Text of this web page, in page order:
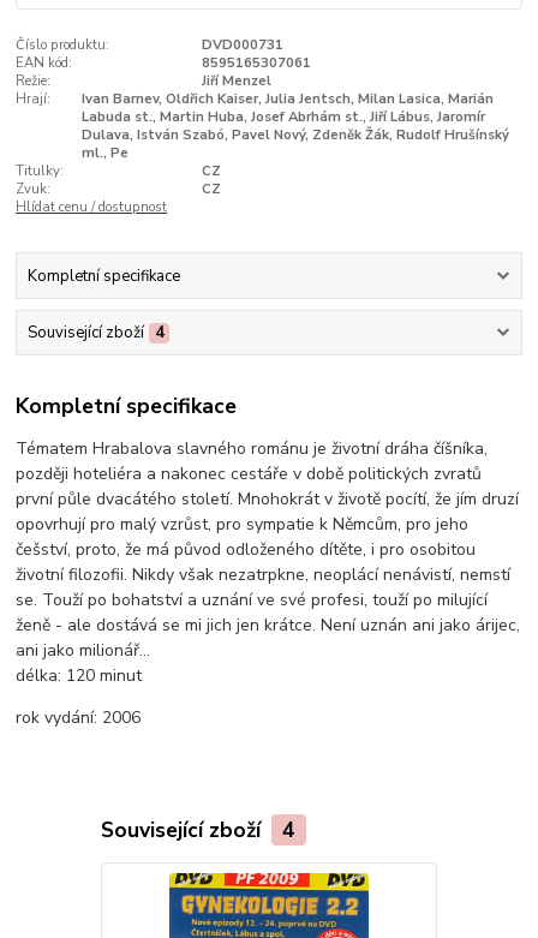
Číslo produktu:
DVD000731
EAN kód:
8595165307061
Režie:
Jiří Menzel
Hrají:
Ivan Barnev, Oldřich Kaiser, Julia Jentsch, Milan Lasica, Marián
Labuda st., Martin Huba, Josef Abrhám st., Jiří Lábus, Jaromír
Dulava, István Szabó, Pavel Nový, Zdeněk Žák, Rudolf Hrušínský
ml., Pe
Titulky:
CZ
Zvuk:
CZ
Hlídat cenu / dostupnost
Kompletní specifikace
Související zboží 4
Kompletní specifikace
Tématem Hrabalova slavného románu je životní dráha číšníka,
později hoteliéra a nakonec cestáře v době politických zvratů
první půle dvacátého století. Mnohokrát v životě pocítí, že jím druzí
opovrhují pro malý vzrůst, pro sympatie k Němcům, pro jeho
češství, proto, že má původ odloženého dítěte, i pro osobitou
životní filozofii. Nikdy však nezatrpkne, neoplácí nenávistí, nemstí
se. Touží po bohatství a uznání ve své profesi, touží po milující
ženě - ale dostává se mi jich jen krátce. Není uznán ani jako árijec,
ani jako milionář...
délka: 120 minut
rok vydání: 2006
Související zboží 4